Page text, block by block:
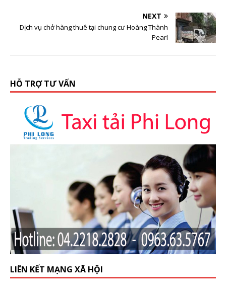
NEXT
Dịch vụ chở hàng thuê tại chung cư Hoàng Thành
Pearl
HỖ TRỢ TƯ VẤN
LIÊN KẾT MẠNG XÃ HỘI